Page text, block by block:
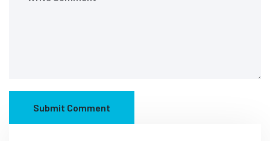
Submit Comment